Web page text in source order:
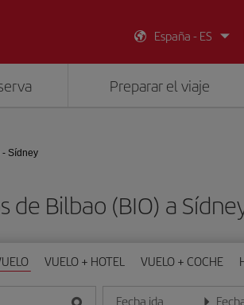
España - ES
Preparar el viaje
- Sídney
de Bilbao (BIO) a
VUELO + HOTEL VUELO + COCHE
Fecha ida